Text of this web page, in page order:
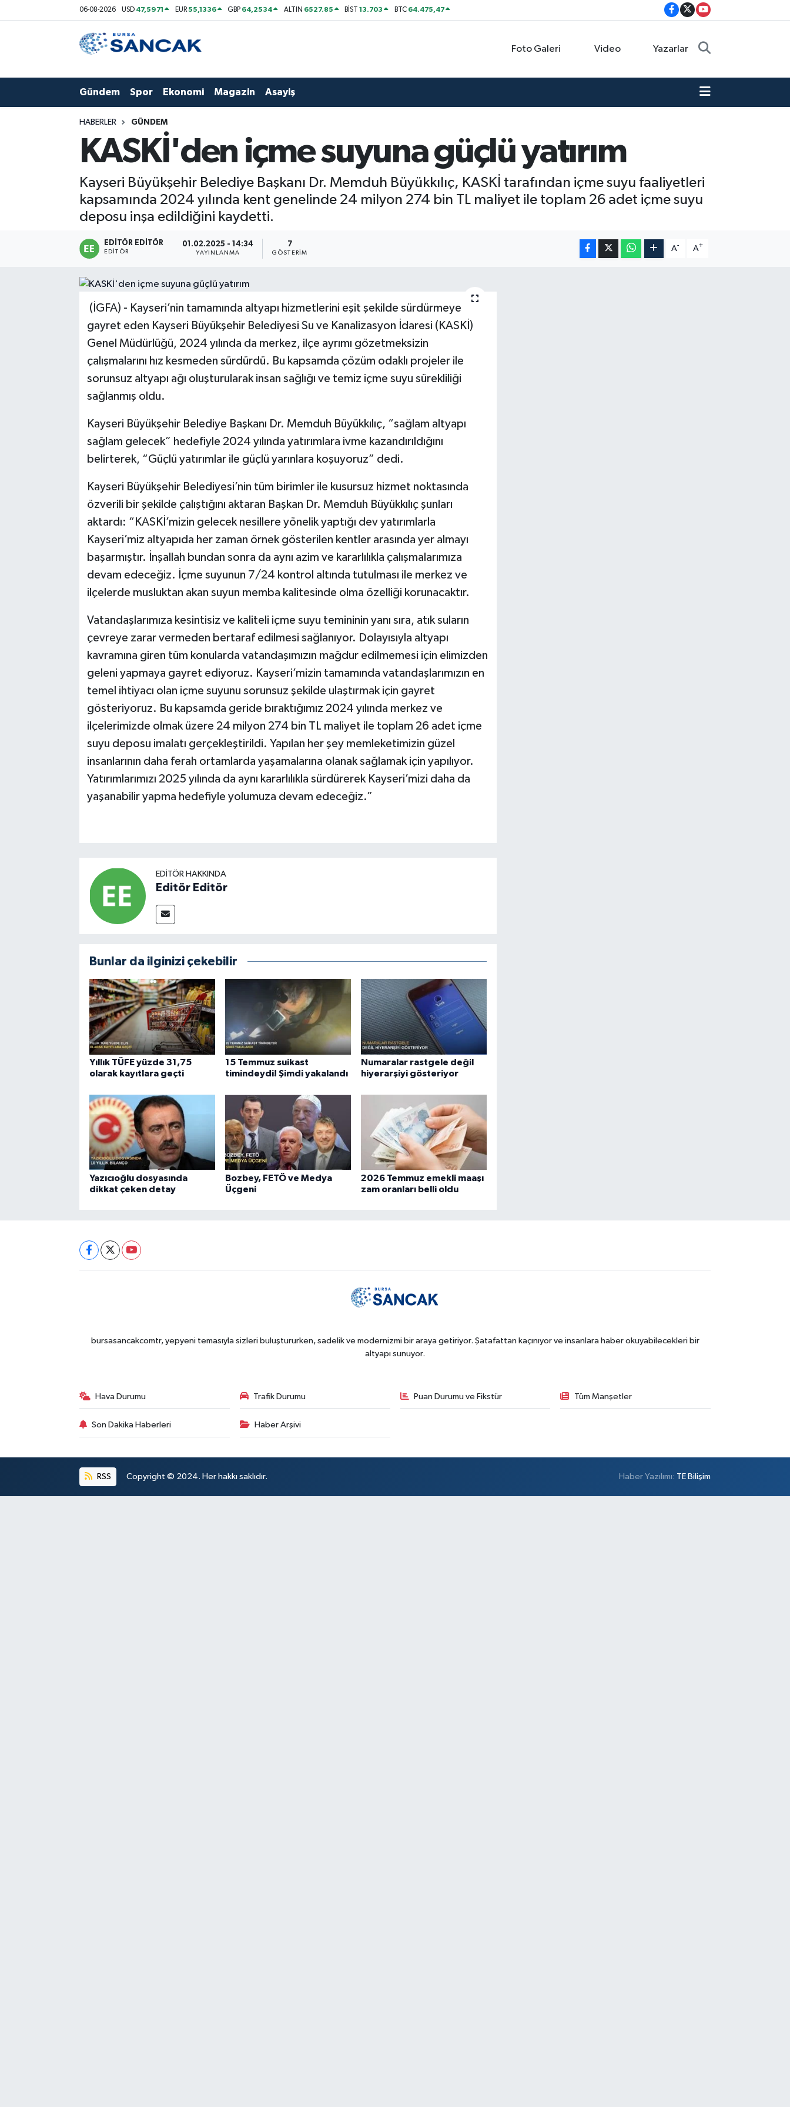
06-08-2026 USD 47,5971 EUR55,1336 GBP 64,2534 ALTIN 6527.85 BİST13.703 BTC 64.475,47
Foto Galeri Video Yazarlar
Gündem Spor Ekonomi Magazin Asayiş
HABERLER GÜNDEM
KASKİ'den içme suyuna güçlü yatırım
Kayseri Büyükşehir Belediye Başkanı Dr. Memduh Büyükkılıç, KASKİ tarafından içme suyu faaliyetleri
kapsamında 2024 yılında kent genelinde 24 milyon 274 bin TL maliyet ile toplam 26 adet içme suyu
deposu inşa edildiğini kaydetti.
EDITÖR EDITÖR
EDITÖR
01.02.2025 - 14:34
YAYINLANMA
7
GÖSTERIM
A- A+
(İGFA) - Kayseri’nin tamamında altyapı hizmetlerini eşit şekilde sürdürmeye
gayret eden Kayseri Büyükşehir Belediyesi Su ve Kanalizasyon İdaresi (KASKİ)
Genel Müdürlüğü, 2024 yılında da merkez, ilçe ayrımı gözetmeksizin
çalışmalarını hız kesmeden sürdürdü. Bu kapsamda çözüm odaklı projeler ile
sorunsuz altyapı ağı oluşturularak insan sağlığı ve temiz içme suyu sürekliliği
sağlanmış oldu.
Kayseri Büyükşehir Belediye Başkanı Dr. Memduh Büyükkılıç, “sağlam altyapı
sağlam gelecek” hedefiyle 2024 yılında yatırımlara ivme kazandırıldığını
belirterek, “Güçlü yatırımlar ile güçlü yarınlara koşuyoruz” dedi.
Kayseri Büyükşehir Belediyesi’nin tüm birimler ile kusursuz hizmet noktasında
özverili bir şekilde çalıştığını aktaran Başkan Dr. Memduh Büyükkılıç şunları
aktardı: “KASKİ’mizin gelecek nesillere yönelik yaptığı dev yatırımlarla
Kayseri’miz altyapıda her zaman örnek gösterilen kentler arasında yer almayı
başarmıştır. İnşallah bundan sonra da aynı azim ve kararlılıkla çalışmalarımıza
devam edeceğiz. İçme suyunun 7/24 kontrol altında tutulması ile merkez ve
ilçelerde musluktan akan suyun memba kalitesinde olma özelliği korunacaktır.
Vatandaşlarımıza kesintisiz ve kaliteli içme suyu temininin yanı sıra, atık suların
çevreye zarar vermeden bertaraf edilmesi sağlanıyor. Dolayısıyla altyapı
kavramına giren tüm konularda vatandaşımızın mağdur edilmemesi için elimizden
geleni yapmaya gayret ediyoruz. Kayseri’mizin tamamında vatandaşlarımızın en
temel ihtiyacı olan içme suyunu sorunsuz şekilde ulaştırmak için gayret
gösteriyoruz. Bu kapsamda geride bıraktığımız 2024 yılında merkez ve
ilçelerimizde olmak üzere 24 milyon 274 bin TL maliyet ile toplam 26 adet içme
suyu deposu imalatı gerçekleştirildi. Yapılan her şey memleketimizin güzel
insanlarının daha ferah ortamlarda yaşamalarına olanak sağlamak için yapılıyor.
Yatırımlarımızı 2025 yılında da aynı kararlılıkla sürdürerek Kayseri’mizi daha da
yaşanabilir yapma hedefiyle yolumuza devam edeceğiz.”
EDITÖR HAKKINDA
Editör Editör
Bunlar da ilginizi çekebilir
Yıllık TÜFE yüzde 31,75
olarak kayıtlara geçti
15 Temmuz suikast
timindeydi! Şimdi yakalandı
Numaralar rastgele değil
hiyerarşiyi gösteriyor
Yazıcıoğlu dosyasında
dikkat çeken detay
Bozbey, FETÖ ve Medya
Üçgeni
2026 Temmuz emekli maaşı
zam oranları belli oldu
bursasancakcomtr, yepyeni temasıyla sizleri buluştururken, sadelik ve modernizmi bir araya getiriyor. Şatafattan kaçınıyor ve insanlara haber okuyabilecekleri bir
altyapı sunuyor.
Hava Durumu Trafik Durumu Puan Durumu ve Fikstür Tüm Manşetler
Son Dakika Haberleri Haber Arşivi
RSS Copyright © 2024. Her hakkı saklıdır. Haber Yazılımı: TE Bilişim
Hava Durumu
Son Dakika Haberleri
Haber Arşivi